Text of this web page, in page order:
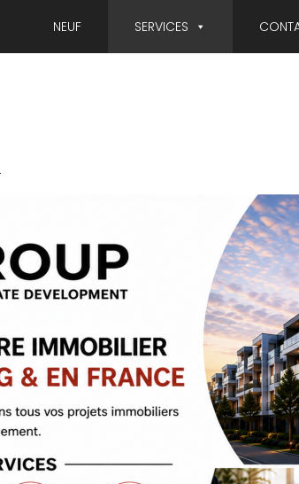
NEUF SERVICES